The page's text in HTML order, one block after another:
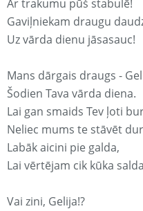
Ar trakumu pūš stabulē!
Gaviļniekam draugu
Uz vārda dienu jāsasauc!
Mans dārgais draugs -
Šodien Tava vārda diena.
Lai gan smaids Tev ļoti
Neliec mums te stāvēt
Labāk aicini pie galda,
Lai vērtējam cik kūka
Vai zini, Gelija!?